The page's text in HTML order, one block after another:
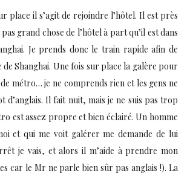
place il s’agit de rejoindre l’hôtel. Il est près
pas grand chose de l’hôtel à part qu’il est dans
Je prends donc le train rapide afin de
Shanghai. Une fois sur place la galère pour
métro… je ne comprends rien et les gens ne
d’anglais. Il fait nuit, mais je ne suis pas trop
est assez propre et bien éclairé. Un homme
et qui me voit galérer me demande de lui
je vais, et alors il m’aide à prendre mon
car le Mr ne parle bien sûr pas anglais !). La